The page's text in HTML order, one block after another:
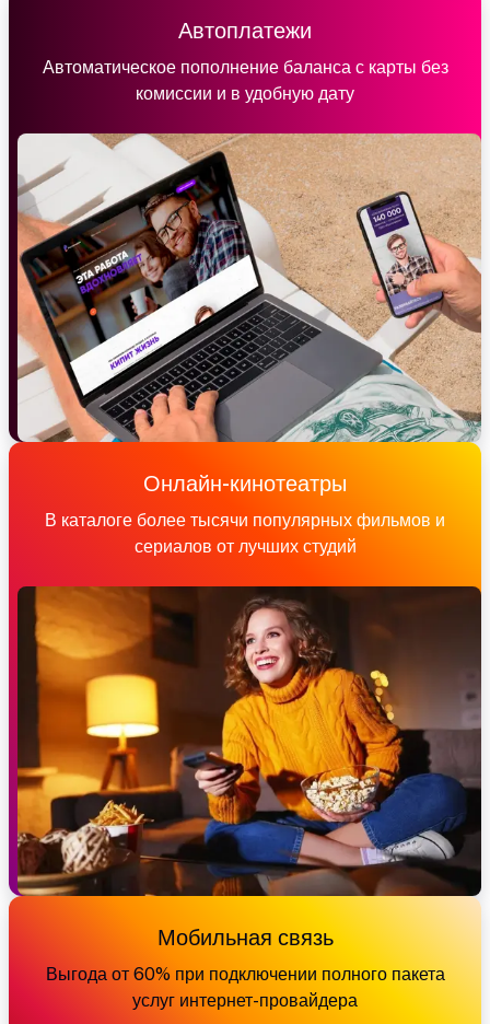
Автоплатежи
Автоматическое пополнение баланса с карты без
комиссии и в удобную дату
Онлайн-кинотеатры
В каталоге более тысячи популярных фильмов и
сериалов от лучших студий
Мобильная связь
Выгода от 60% при подключении полного пакета
услуг интернет-провайдера